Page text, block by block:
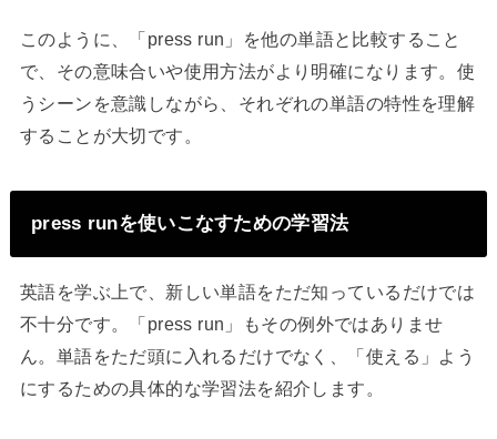
このように、「press run」を他の単語と比較すること
で、その意味合いや使用方法がより明確になります。使
うシーンを意識しながら、それぞれの単語の特性を理解
することが大切です。
press runを使いこなすための学習法
英語を学ぶ上で、新しい単語をただ知っているだけでは
不十分です。「press run」もその例外ではありませ
ん。単語をただ頭に入れるだけでなく、「使える」よう
にするための具体的な学習法を紹介します。